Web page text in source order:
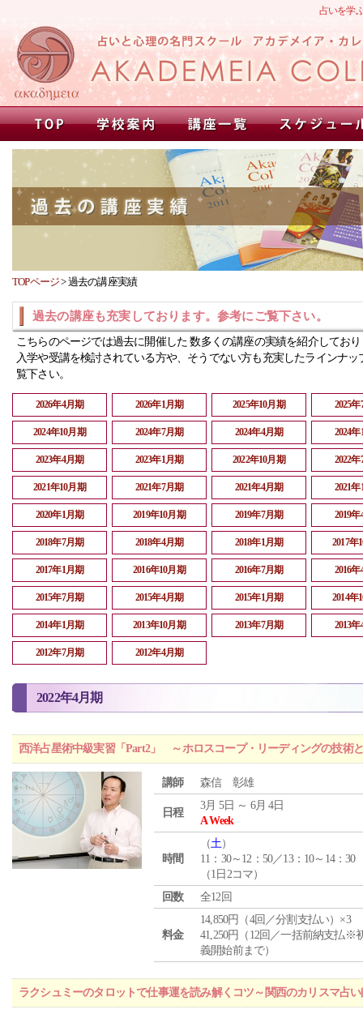
占いを学
TOPページ>過去の講座実績
過去の講座も充実しております。参考にご覧下さい。
こちらのページでは過去に開催した 数多くの講座の実績を紹介してお
入学や受講を検討されている方や、そうでない方も充実したラインナッ
覧下さい。
2026年4月期 2026年1月期 2025年10月期 2025
2024年10月期 2024年7月期 2024年4月期 2024
2023年4月期 2023年1月期 2022年10月期 2022
2021年10月期 2021年7月期 2021年4月期 2021
2020年1月期 2019年10月期 2019年7月期 2019
2018年7月期 2018年4月期 2018年1月期 2017年
2017年1月期 2016年10月期 2016年7月期 2016
2015年7月期 2015年4月期 2015年1月期 2014年
2014年1月期 2013年10月期 2013年7月期 2013
2012年7月期 2012年4月期
2022年4月期
西洋占星術中級実習「Part2」 ～ホロスコープ・リーディングの技術
講師 森信 彰雄
日程
3月 5日 ～ 6月 4日
A Week
時間
（土）
11：30～12：50／13：10～14：30
（1日2コマ）
回数
全12回
料金
14,850円（4回／分割支払い）×3
41,250円（12回／一括前納支払※
義開始前まで）
ラクシュミーのタロットで仕事運を読み解くコツ～関西のカリスマ占